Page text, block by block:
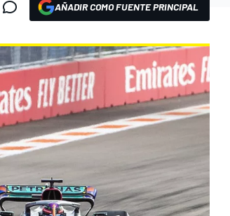
AÑADIR COMO FUENTE PRINCIPAL